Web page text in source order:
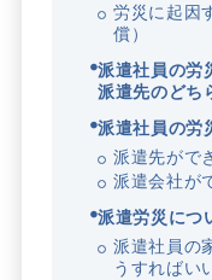
労災に起因
償）
派遣社員の労
派遣先のどち
派遣社員の労
派遣先がで
派遣会社が
派遣労災につ
派遣社員の
うすればい